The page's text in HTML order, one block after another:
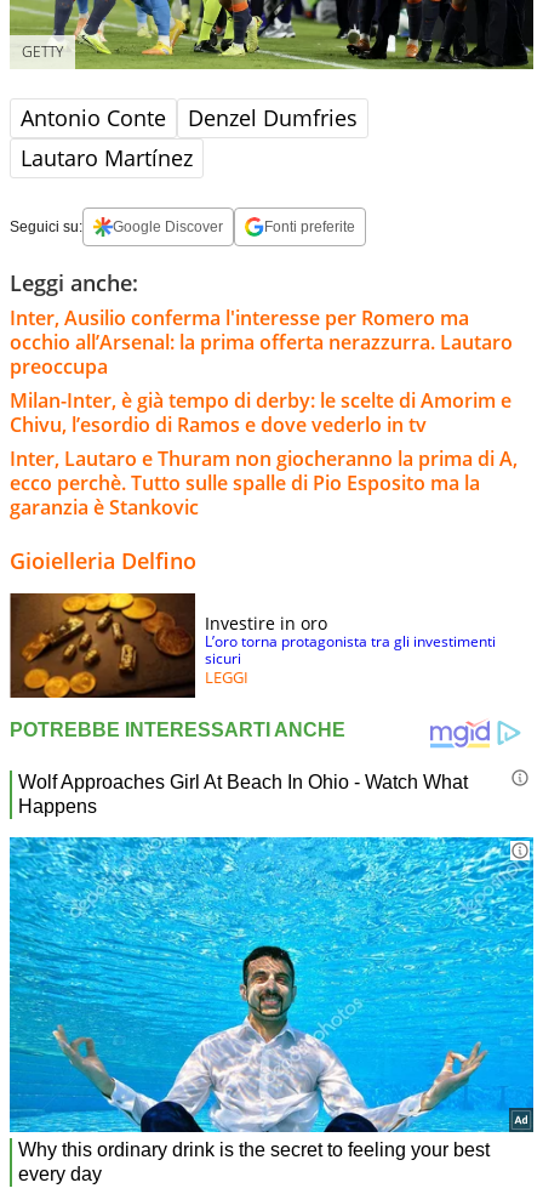
GETTY
Antonio Conte
Denzel Dumfries
Lautaro Martínez
Seguici su: Google Discover Fonti preferite
Leggi anche:
Inter, Ausilio conferma l'interesse per Romero ma
occhio all’Arsenal: la prima offerta nerazzurra. Lautaro
preoccupa
Milan-Inter, è già tempo di derby: le scelte di Amorim e
Chivu, l’esordio di Ramos e dove vederlo in tv
Inter, Lautaro e Thuram non giocheranno la prima di A,
ecco perchè. Tutto sulle spalle di Pio Esposito ma la
garanzia è Stankovic
Gioielleria Delfino
Investire in oro
L’oro torna protagonista tra gli investimenti
sicuri
LEGGI